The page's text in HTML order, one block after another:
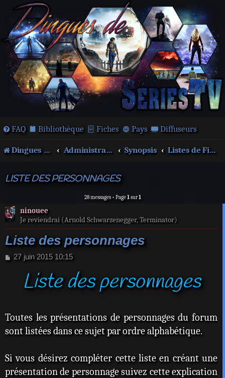
FAQ Bibliothèque Fiches Pays Diffuseurs
Dingues de séries télé ! Administration Synopsis Listes de Films, séries...
LISTE DES PERSONNAGES
28 messages • Page1sur1
ninouee
Je reviendrai (Arnold Schwarzenegger, Terminator)
Liste des personnages
M
27 juin 2015 10:15
Liste des personnages
Toutes les présentations de personnages du forum
sont listées dans ce sujet par ordre alphabétique.
Si vous désirez compléter cette liste en créant une
présentation de personnage suivez cette explication